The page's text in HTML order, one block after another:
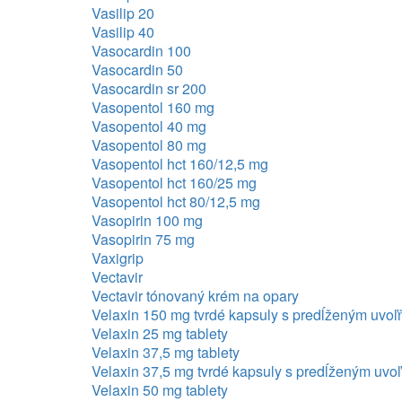
Vasilip 20
Vasilip 40
Vasocardin 100
Vasocardin 50
Vasocardin sr 200
Vasopentol 160 mg
Vasopentol 40 mg
Vasopentol 80 mg
Vasopentol hct 160/12,5 mg
Vasopentol hct 160/25 mg
Vasopentol hct 80/12,5 mg
Vasopirin 100 mg
Vasopirin 75 mg
Vaxigrip
Vectavir
Vectavir tónovaný krém na opary
Velaxin 150 mg tvrdé kapsuly s predĺženým
Velaxin 25 mg tablety
Velaxin 37,5 mg tablety
Velaxin 37,5 mg tvrdé kapsuly s predĺženým
Velaxin 50 mg tablety